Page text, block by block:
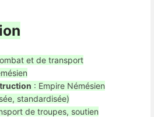
et de transport
: Empire Némésien
standardisée)
de troupes, soutien